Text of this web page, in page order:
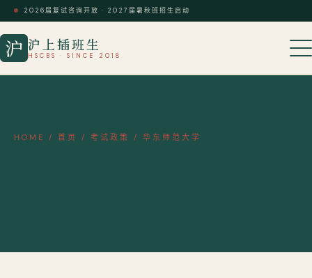
2026届复试咨询开放 · 2027届暑秋班招生启动
沪 沪上插班生
HSCBS · SINCE 2018
HOME / 首页 / 考试政策 / 华东师范大学